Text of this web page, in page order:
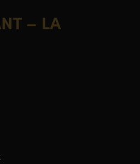
– LA